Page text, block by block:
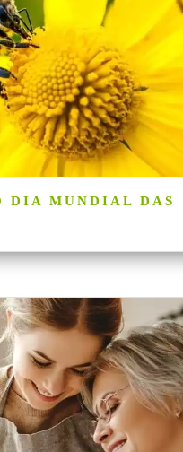
DIA MUNDIAL DAS